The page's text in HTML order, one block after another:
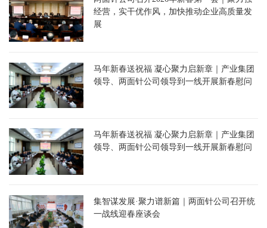
经营，实干优作风，加快推动企业高质量发
展
马年新春送祝福 凝心聚力启新章｜产业集团
领导、两面针公司领导到一线开展新春慰问
马年新春送祝福 凝心聚力启新章｜产业集团
领导、两面针公司领导到一线开展新春慰问
集智谋发展·聚力谱新篇｜两面针公司召开统
一战线迎春座谈会